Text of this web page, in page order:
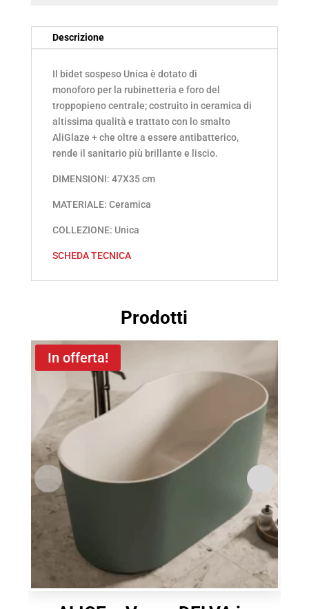
CM
ALIFLUSH
(32247201)
-
(9845)
quantità
Descrizione
Il bidet sospeso Unica è dotato di
monoforo per la rubinetteria e foro del
troppopieno centrale; costruito in ceramica di
altissima qualità e trattato con lo smalto
AliGlaze + che oltre a essere antibatterico,
rende il sanitario più brillante e liscio.
DIMENSIONI: 47X35 cm
MATERIALE: Ceramica
COLLEZIONE: Unica
SCHEDA TECNICA
Prodotti
In offerta!